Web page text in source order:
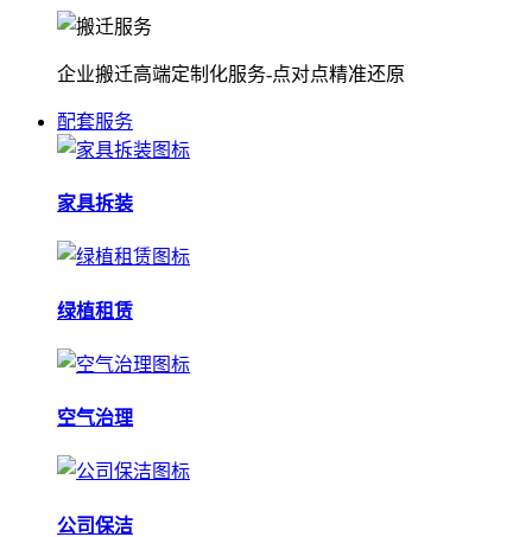
企业搬迁高端定制化服务-点对点精准还原
配套服务
家具拆装
绿植租赁
空气治理
公司保洁